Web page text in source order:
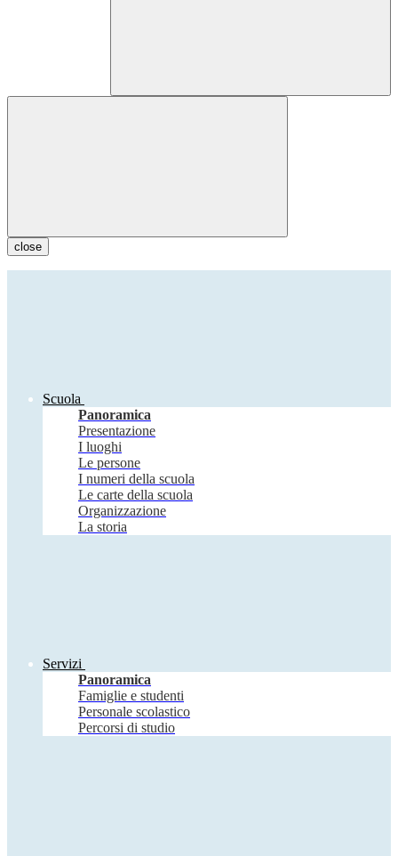
close
Scuola
Panoramica
Presentazione
I luoghi
Le persone
I numeri della scuola
Le carte della scuola
Organizzazione
La storia
Servizi
Panoramica
Famiglie e studenti
Personale scolastico
Percorsi di studio